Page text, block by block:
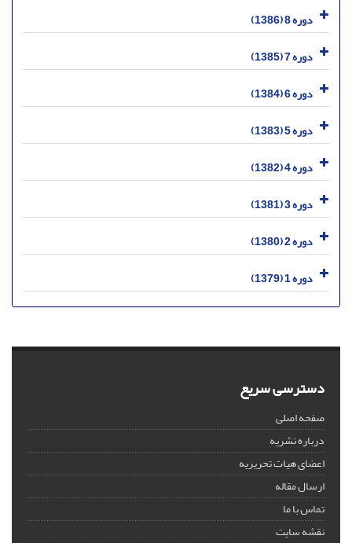
دوره 8 (1386)
دوره 7 (1385)
دوره 6 (1384)
دوره 5 (1383)
دوره 4 (1382)
دوره 3 (1381)
دوره 2 (1380)
دوره 1 (1379)
دسترسی سریع
صفحه اصلی
درباره نشریه
اعضای هیات تحریریه
ارسال مقاله
تماس با ما
نقشه سایت